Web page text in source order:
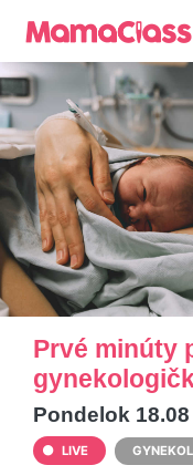
Prvé minúty
Pondelok
LIVE